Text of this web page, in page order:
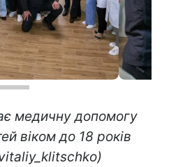
медичну допомогу
віком до 18 років